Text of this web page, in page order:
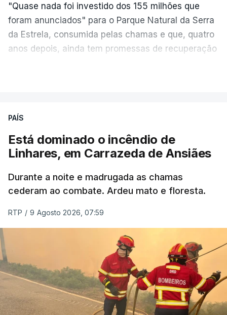
"Quase nada foi investido dos 155 milhões que
foram anunciados" para o Parque Natural da Serra
da Estrela, consumida pelas chamas e que, quatro
anos depois, ainda tem promessas de recuperação
ESTE CONTEÚDO ESTÁ NESTE
PAÍS
Está dominado o incêndio de
Linhares, em Carrazeda de Ansiães
Durante a noite e madrugada as chamas
cederam ao combate. Ardeu mato e floresta.
RTP / 9 Agosto 2026, 07:59